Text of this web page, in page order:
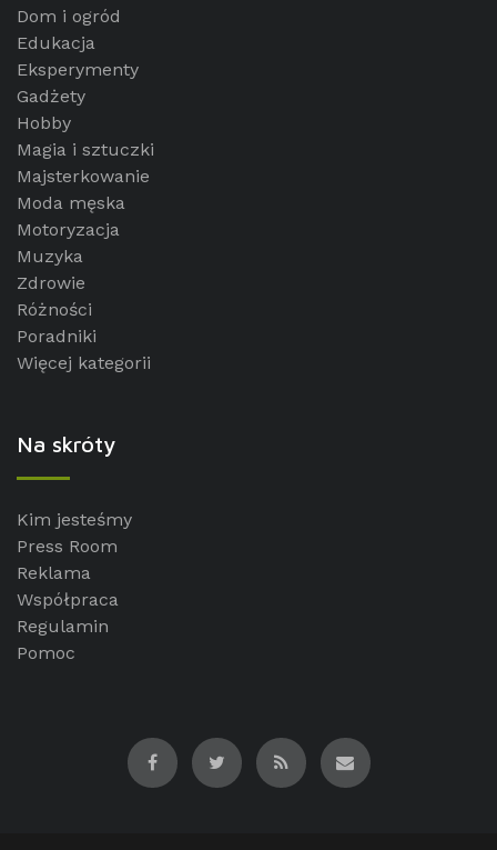
Dom i ogród
Edukacja
Eksperymenty
Gadżety
Hobby
Magia i sztuczki
Majsterkowanie
Moda męska
Motoryzacja
Muzyka
Zdrowie
Różności
Poradniki
Więcej kategorii
Na skróty
Kim jesteśmy
Press Room
Reklama
Współpraca
Regulamin
Pomoc